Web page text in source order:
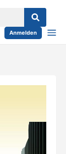
Anmelden